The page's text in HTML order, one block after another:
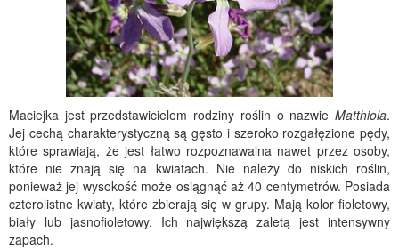
Maciejka jest przedstawicielem rodziny roślin o nazwie Matthiola.
Jej cechą charakterystyczną są gęsto i szeroko rozgałęzione pędy,
które sprawiają, że jest łatwo rozpoznawalna nawet przez osoby,
które nie znają się na kwiatach. Nie należy do niskich roślin,
ponieważ jej wysokość może osiągnąć aż 40 centymetrów. Posiada
czterolistne kwiaty, które zbierają się w grupy. Mają kolor fioletowy,
biały lub jasnofioletowy. Ich największą zaletą jest intensywny
zapach.